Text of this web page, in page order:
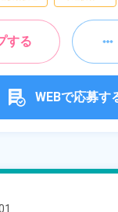
する
WEBで応募す